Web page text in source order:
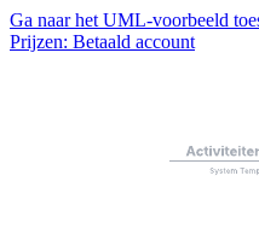
Ga naar het UML-voorbeeld
Prijzen: Betaald account